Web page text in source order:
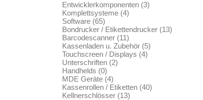
Entwicklerkomponenten (3)
Komplettsysteme (4)
Software (65)
Bondrucker / Etikettendrucker (13)
Barcodescanner (11)
Kassenladen u. Zubehör (5)
Touchscreen / Displays (4)
Unterschriften (2)
Handhelds (0)
MDE Geräte (4)
Kassenrollen / Etiketten (40)
Kellnerschlösser (13)